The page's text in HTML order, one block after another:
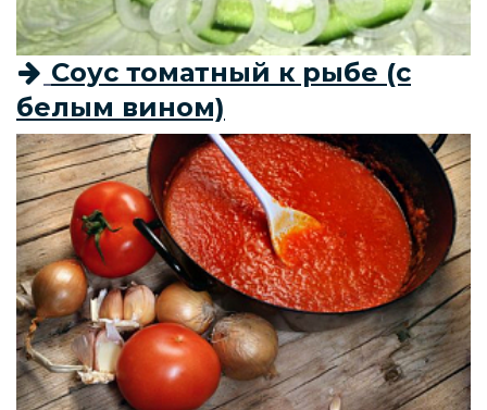
Соус томатный к рыбе (с
белым вином)